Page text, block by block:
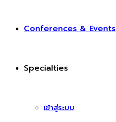
Conferences & Events
Specialties
เข้าสู่ระบบ